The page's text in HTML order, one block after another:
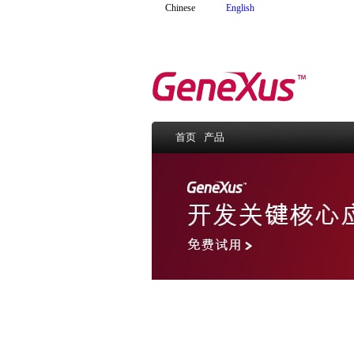
Chinese English
首页 产品